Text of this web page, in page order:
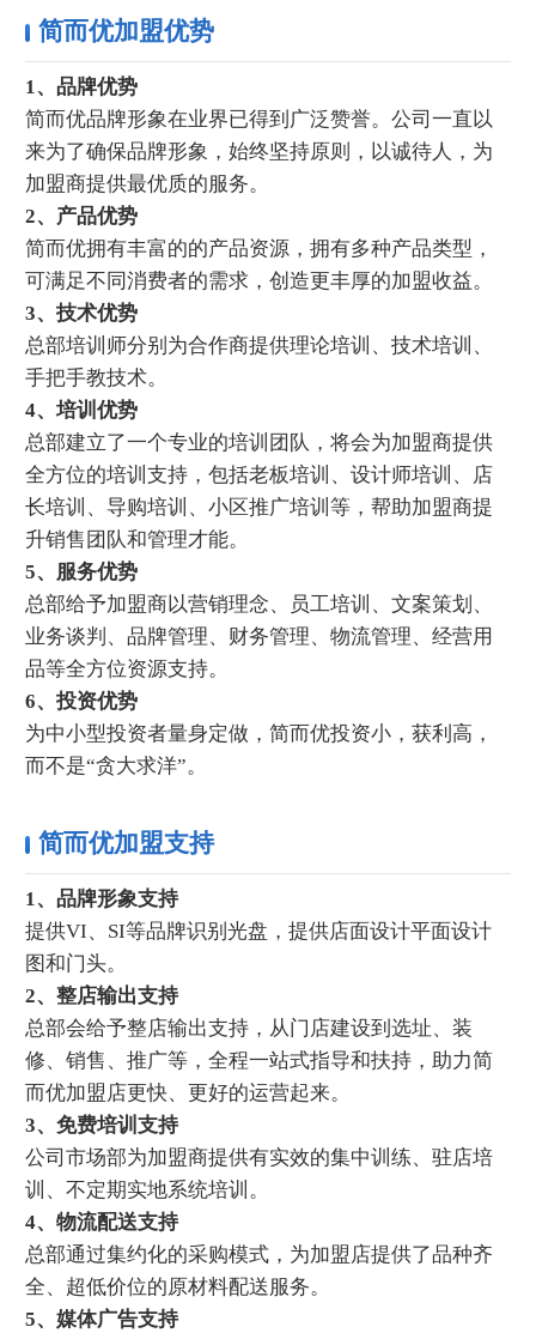
简而优加盟优势
1、品牌优势
简而优品牌形象在业界已得到广泛赞誉。公司一直以
来为了确保品牌形象，始终坚持原则，以诚待人，为
加盟商提供最优质的服务。
2、产品优势
简而优拥有丰富的的产品资源，拥有多种产品类型，
可满足不同消费者的需求，创造更丰厚的加盟收益。
3、技术优势
总部培训师分别为合作商提供理论培训、技术培训、
手把手教技术。
4、培训优势
总部建立了一个专业的培训团队，将会为加盟商提供
全方位的培训支持，包括老板培训、设计师培训、店
长培训、导购培训、小区推广培训等，帮助加盟商提
升销售团队和管理才能。
5、服务优势
总部给予加盟商以营销理念、员工培训、文案策划、
业务谈判、品牌管理、财务管理、物流管理、经营用
品等全方位资源支持。
6、投资优势
为中小型投资者量身定做，简而优投资小，获利高，
而不是“贪大求洋”。
简而优加盟支持
1、品牌形象支持
提供VI、SI等品牌识别光盘，提供店面设计平面设计
图和门头。
2、整店输出支持
总部会给予整店输出支持，从门店建设到选址、装
修、销售、推广等，全程一站式指导和扶持，助力简
而优加盟店更快、更好的运营起来。
3、免费培训支持
公司市场部为加盟商提供有实效的集中训练、驻店培
训、不定期实地系统培训。
4、物流配送支持
总部通过集约化的采购模式，为加盟店提供了品种齐
全、超低价位的原材料配送服务。
5、媒体广告支持